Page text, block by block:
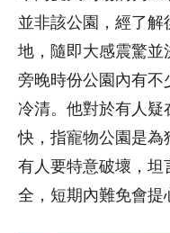
並非該公園，經了
地，隨即大感震驚並
旁晚時份公園內有不
冷清。他對於有人疑
快，指寵物公園是
有人要特意破壞，坦
全，短期內難免會提